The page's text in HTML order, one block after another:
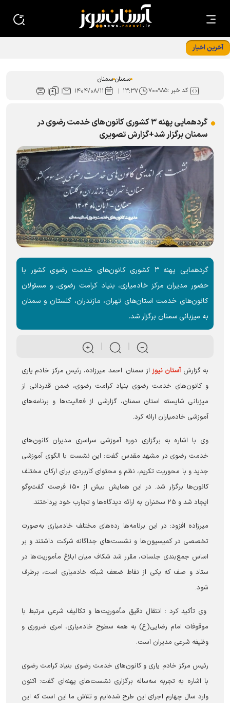
آخرین اخبار
سمنان سمنان
کد خبر :۷۰۰۹۸۵ ۱۳:۳۷ ۱۴۰۴/۰۸/۱۱
گردهمایی پهنه ۳ کشوری کانون‌های خدمت رضوی در
سمنان برگزار شد+گزارش تصویری
گردهمایی پهنه ۳ کشوری کانون‌های خدمت رضوی کشور با
حضور مدیران مرکز خادمیاری، بنیاد کرامت رضوی، و مسئولان
کانون‌های خدمت استان‌های تهران، مازندران، گلستان و سمنان
به میزبانی سمنان برگزار شد.
به گزارشآستان نیوز از سمنان؛ احمد میرزاده، رئیس مرکز خادم یاری
و کانون‌های خدمت رضوی بنیاد کرامت رضوی، ضمن قدردانی از
میزبانی شایسته استان سمنان، گزارشی از فعالیت‌ها و برنامه‌های
آموزشی خادمیاران ارائه کرد.
وی با اشاره به برگزاری دوره آموزشی سراسری مدیران کانون‌های
خدمت رضوی در مشهد مقدس گفت: این نشست با الگوی آموزشی
جدید و با محوریت تکریم، نظم و محتوای کاربردی برای ارکان مختلف
کانون‌ها برگزار شد. در این همایش بیش از ۱۵۰ فرصت گفت‌وگو
ایجاد شد و ۲۵ سخنران به ارائه دیدگاه‌ها و تجارب خود پرداختند.
میرزاده افزود: در این برنامه‌ها رده‌های مختلف خادمیاری به‌صورت
تخصصی در کمیسیون‌ها و نشست‌های جداگانه شرکت داشتند و بر
اساس جمع‌بندی جلسات، مقرر شد شکاف میان ابلاغ مأموریت‌ها در
ستاد و صف که یکی از نقاط ضعف شبکه خادمیاری است، برطرف
شود.
وی تأکید کرد : انتقال دقیق مأموریت‌ها و تکالیف شرعی مرتبط با
موقوفات امام رضایی(ع) به همه سطوح خادمیاری، امری ضروری و
وظیفه شرعی مدیران است.
رئیس مرکز خادم یاری و کانون‌های خدمت رضوی بنیاد کرامت رضوی
با اشاره به تجربه سه‌ساله برگزاری نشست‌های پهنه‌ای گفت: اکنون
وارد سال چهارم اجرای این طرح شده‌ایم و تلاش ما این است که این